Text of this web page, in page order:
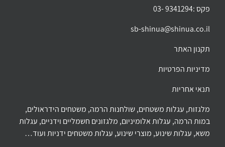
פקס :9341294 -03
sb-shinua@shinua.co.il
תקנון האתר
מדיניות הפרטיות
תנאי אחריות
מלגזות, עגלות משטחים, שולחנות הרמה, משטחים הידראולים,
במות הרמה, עגלות אלומיניום, מלגזונים חשמליים וידניים, עגלות
משא, עגלות שינוע, מוצרי שינוע, עגלות משטחים ידניות ועוד…